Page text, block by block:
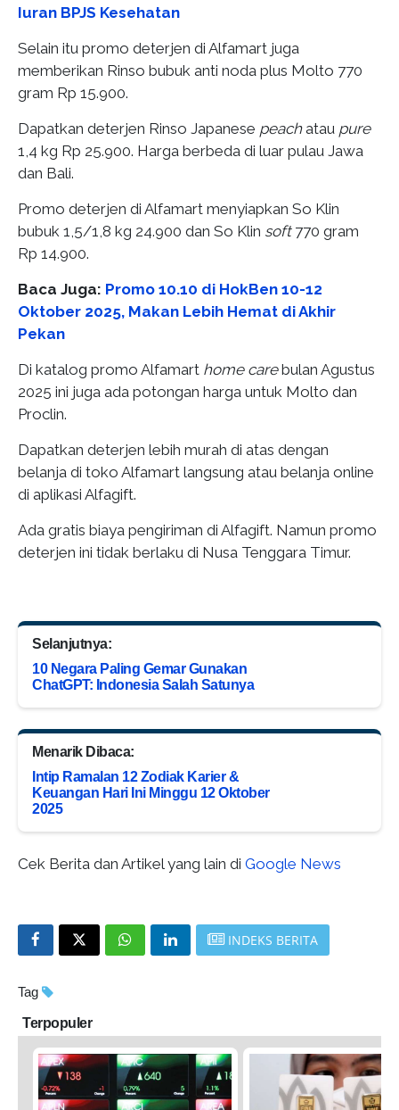
Iuran BPJS Kesehatan
Selain itu promo deterjen di Alfamart juga
memberikan Rinso bubuk anti noda plus Molto 770
gram Rp 15.900.
Dapatkan deterjen Rinso Japanese peachatau pure
1,4 kg Rp 25.900. Harga berbeda di luar pulau Jawa
dan Bali.
Promo deterjen di Alfamart menyiapkan So Klin
bubuk 1,5/1,8 kg 24.900 dan So Klin soft 770 gram
Rp 14.900.
Baca Juga: Promo 10.10 di HokBen 10-12
Oktober 2025, Makan Lebih Hemat di Akhir
Pekan
Di katalog promo Alfamart home carebulan Agustus
2025 ini juga ada potongan harga untuk Molto dan
Proclin.
Dapatkan deterjen lebih murah di atas dengan
belanja di toko Alfamart langsung atau belanja online
di aplikasi Alfagift.
Ada gratis biaya pengiriman di Alfagift. Namun promo
deterjen ini tidak berlaku di Nusa Tenggara Timur.
Selanjutnya:
10 Negara Paling Gemar Gunakan
ChatGPT: Indonesia Salah Satunya
Menarik Dibaca:
Intip Ramalan 12 Zodiak Karier &
Keuangan Hari Ini Minggu 12 Oktober
2025
Cek Berita dan Artikel yang lain di Google News
INDEKS BERITA
Tag
Terpopuler